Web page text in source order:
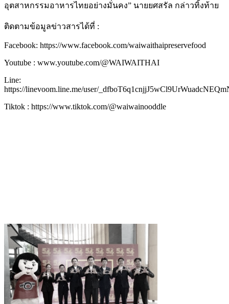
อุตสาหกรรมอาหารไทยอย่างมั่นคง” นายยศสรัล กล่าวทิ้งท้าย
ติดตามข้อมูลข่าวสารได้ที่ :
Facebook: https://www.facebook.com/waiwaithaipreservefood
Youtube : www.youtube.com/@WAIWAITHAI
Line:
https://linevoom.line.me/user/
Tiktok : https://www.tiktok.com/@waiwainooddle